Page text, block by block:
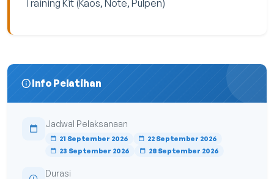
Training Kit (Kaos, Note, Pulpen)
Info Pelatihan
Jadwal Pelaksanaan
21 September 2026
22 September 2026
23 September 2026
28 September 2026
Durasi